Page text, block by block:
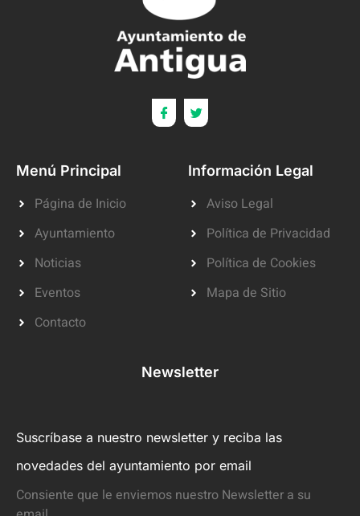
Menú Principal
Página de Inicio
Ayuntamiento
Noticias
Eventos
Contacto
Información Legal
Aviso Legal
Política de Privacidad
Política de Cookies
Mapa de Sitio
Newsletter
Suscríbase a nuestro newsletter y reciba las
novedades del ayuntamiento por email
Consiente que le enviemos nuestro Newsletter a su